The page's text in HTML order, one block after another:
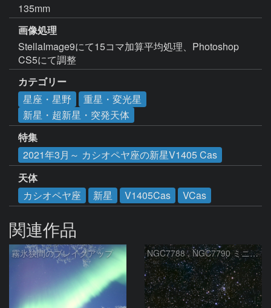
135mm
画像処理
StellaImage9にて15コマ加算平均処理、Photoshop
CS5にて調整
カテゴリー
星座・星野
重星・変光星
新星・超新星・突発天体
特集
2021年3月～ カシオペヤ座の新星V1405 Cas
天体
カシオペヤ座
新星 V1405Cas VCas
関連作品
霧氷狭間のブレイクアップ NGC7788 , NGC7790 ミニ二重星団